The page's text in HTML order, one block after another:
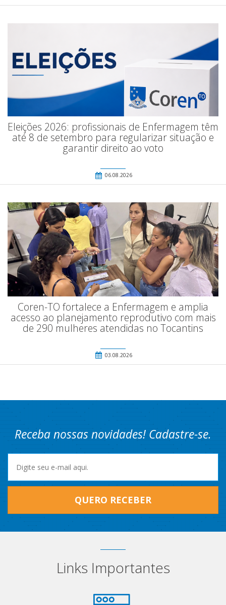
Eleições 2026: profissionais de Enfermagem têm
até 8 de setembro para regularizar situação e
garantir direito ao voto
06.08.2026
Coren-TO fortalece a Enfermagem e amplia
acesso ao planejamento reprodutivo com mais
de 290 mulheres atendidas no Tocantins
03.08.2026
Receba nossas novidades! Cadastre-se.
QUERO RECEBER
Links Importantes